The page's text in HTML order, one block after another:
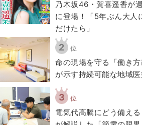
乃木坂46・賀喜遥香が
に登場！「5年ぶん大人
だけたら」
2 位
命の現場を守る「働き
が示す持続可能な地域医
3 位
電気代高騰にどう備え